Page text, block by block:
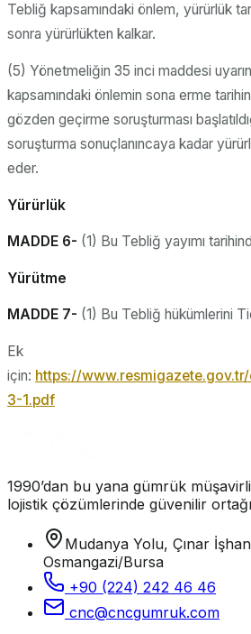
Tebliğ kapsamındaki önlem, yürürlük
sonra yürürlükten kalkar.
(5) Yönetmeliğin 35 inci maddesi
kapsamındaki önlemin sona erme
gözden geçirme soruşturması
soruşturma sonuçlanıncaya kadar
eder.
Yürürlük
MADDE 6- (1) Bu Tebliğ yayımı
Yürütme
MADDE 7- (1) Bu Tebliğ hükümlerini
Ek
için: https://
3-1.pdf
1990’dan bu yana gümrük
lojistik çözümlerinde güvenilir
Mudanya Yolu, Çınar
Osmangazi/Bursa
+90 (224) 242 46 46
cnc@cncgumruk.com